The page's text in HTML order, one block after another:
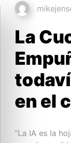
La
en el
“La IA es la